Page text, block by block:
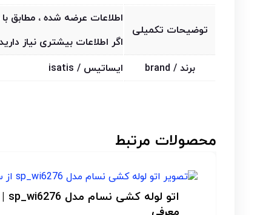
توضیحات تکمیلی
اطلاعات عرضه شده ،
اگر اطلاعات بیشتری نیاز
برند / brand
ایساتیس / isatis
محصولات مرتبط